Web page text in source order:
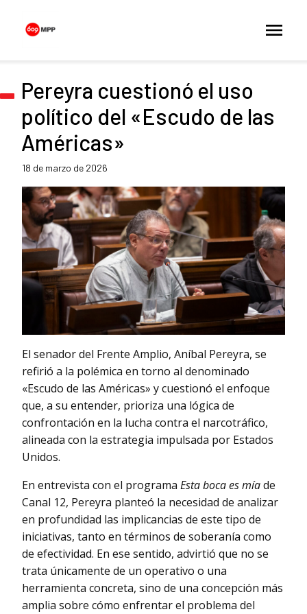
Pereyra cuestionó el uso
político del «Escudo de las
Américas»
18 de marzo de 2026
El senador del Frente Amplio, Aníbal Pereyra, se
refirió a la polémica en torno al denominado
«Escudo de las Américas» y cuestionó el enfoque
que, a su entender, prioriza una lógica de
confrontación en la lucha contra el narcotráfico,
alineada con la estrategia impulsada por Estados
Unidos.
En entrevista con el programa Esta boca es míade
Canal 12, Pereyra planteó la necesidad de analizar
en profundidad las implicancias de este tipo de
iniciativas, tanto en términos de soberanía como
de efectividad. En ese sentido, advirtió que no se
trata únicamente de un operativo o una
herramienta concreta, sino de una concepción más
amplia sobre cómo enfrentar el problema del